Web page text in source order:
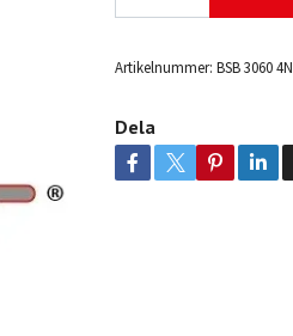
Artikelnummer: BSB 3060 4N
Dela